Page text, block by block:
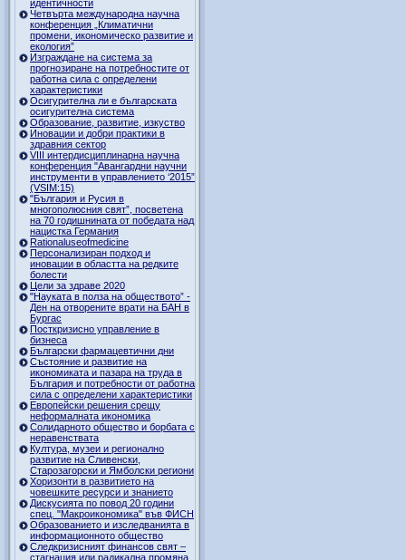
идентичности
Четвърта международна научна
конференция „Климатични
промени, икономическо развитие и
екология”
Изграждане на система за
прогнозиране на потребностите от
работна сила с определени
характеристики
Осигурителна ли е българската
осигурителна система
Образование, развитие, изкуство
Иновации и добри практики в
здравния сектор
VIII интердисциплинарна научна
конференция "Авангардни научни
инструменти в управлението ‘2015”
(VSIM:15)
"България и Русия в
многополюсния свят”, посветена
на 70 годишнината от победата над
нацистка Германия
Rationaluseofmedicine
Персонализиран подход и
иновации в областта на редките
болести
Цели за здраве 2020
"Науката в полза на обществото” -
Ден на отворените врати на БАН в
Бургас
Посткризисно управление в
бизнеса
Български фармацевтични дни
Състояние и развитие на
икономиката и пазара на труда в
България и потребности от работна
сила с определени характеристики
Европейски решения срещу
неформалната икономика
Солидарното общество и борбата с
неравенствата
Култура, музеи и регионално
развитие на Сливенски,
Старозагорски и Ямболски региони
Хоризонти в развитието на
човешките ресурси и знанието
Дискусията по повод 20 години
спец. "Макроикономика" във ФИСН
Образованието и изследванията в
информационното общество
Следкризисният финансов свят –
стагнация или радикална промяна